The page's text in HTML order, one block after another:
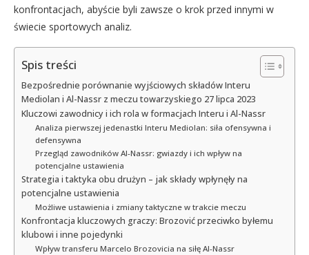
konfrontacjach, abyście byli zawsze o krok przed innymi w
świecie sportowych analiz.
Spis treści
Bezpośrednie porównanie wyjściowych składów Interu
Mediolan i Al-Nassr z meczu towarzyskiego 27 lipca 2023
Kluczowi zawodnicy i ich rola w formacjach Interu i Al-Nassr
Analiza pierwszej jedenastki Interu Mediolan: siła ofensywna i
defensywna
Przegląd zawodników Al-Nassr: gwiazdy i ich wpływ na
potencjalne ustawienia
Strategia i taktyka obu drużyn – jak składy wpłynęły na
potencjalne ustawienia
Możliwe ustawienia i zmiany taktyczne w trakcie meczu
Konfrontacja kluczowych graczy: Brozović przeciwko byłemu
klubowi i inne pojedynki
Wpływ transferu Marcelo Brozovicia na siłę Al-Nassr